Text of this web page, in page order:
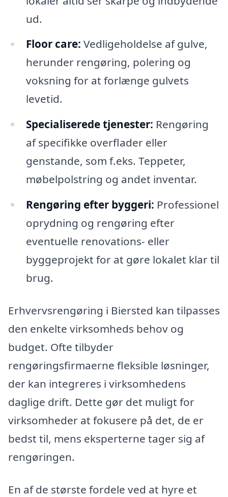
ud.
Floor care: Vedligeholdelse af gulve,
herunder rengøring, polering og
voksning for at forlænge gulvets
levetid.
Specialiserede tjenester: Rengøring
af specifikke overflader eller
genstande, som f.eks. Teppeter,
møbelpolstring og andet inventar.
Rengøring efter byggeri: Professionel
oprydning og rengøring efter
eventuelle renovations- eller
byggeprojekt for at gøre lokalet klar til
brug.
Erhvervsrengøring i Biersted kan tilpasses
den enkelte virksomheds behov og
budget. Ofte tilbyder
rengøringsfirmaerne fleksible løsninger,
der kan integreres i virksomhedens
daglige drift. Dette gør det muligt for
virksomheder at fokusere på det, de er
bedst til, mens eksperterne tager sig af
rengøringen.
En af de største fordele ved at hyre et